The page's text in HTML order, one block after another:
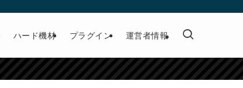
ハード機材 プラグイン 運営者情報